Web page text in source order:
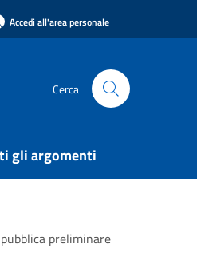
Accedi all'area personale
Cerca
gli argomenti
pubblica preliminare